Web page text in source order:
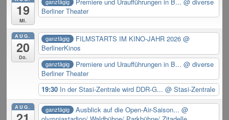
19
Mi.
ganztägig
Berliner Theater
AUG.
20
Do.
ganztägig FILMSTARTS IM KINO-JAHR 2026 @
BerlinerKinos
ganztägig Premiere und Uraufführungen in B... @ diverse
Berliner Theater
19:30 In der Stasi-Zentrale wird DDR-G...@ Stasi-Zentrale
AUG. ganztägig Ausblick auf die Open-Air-Saison... @